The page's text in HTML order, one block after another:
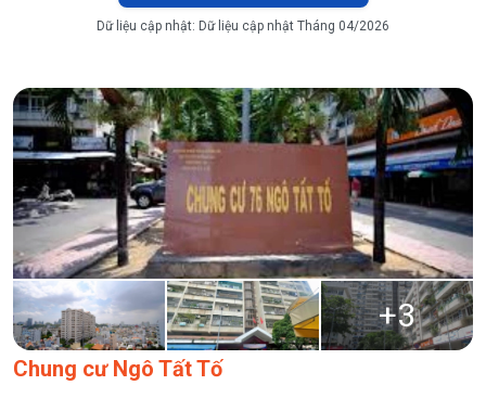
Dữ liệu cập nhật: Dữ liệu cập nhật Tháng 04/2026
+3
Chung cư Ngô Tất Tố